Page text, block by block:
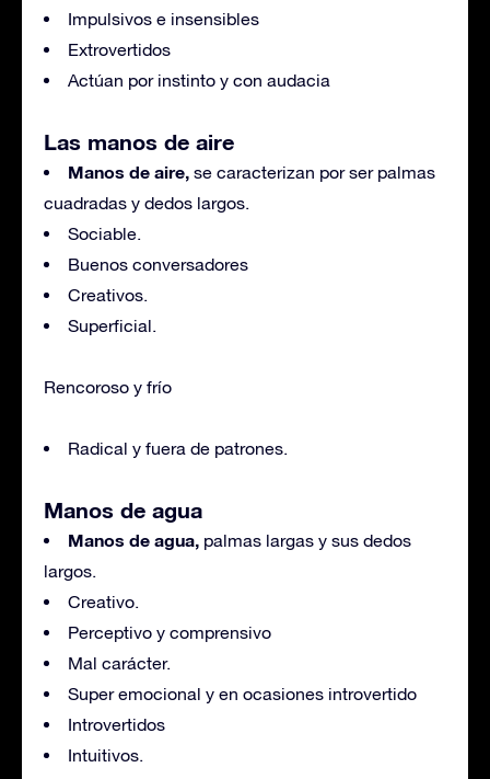
Impulsivos e insensibles
Extrovertidos
Actúan por instinto y con audacia
Las manos de aire
Manos de aire, se caracterizan por ser palmas
cuadradas y dedos largos.
Sociable.
Buenos conversadores
Creativos.
Superficial.
Rencoroso y frío
Radical y fuera de patrones.
Manos de agua
Manos de agua, palmas largas y sus dedos
largos.
Creativo.
Perceptivo y comprensivo
Mal carácter.
Super emocional y en ocasiones introvertido
Introvertidos
Intuitivos.